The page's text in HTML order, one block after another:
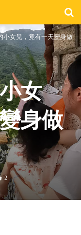
小女兒，竟有一天變身做
女
身做
2